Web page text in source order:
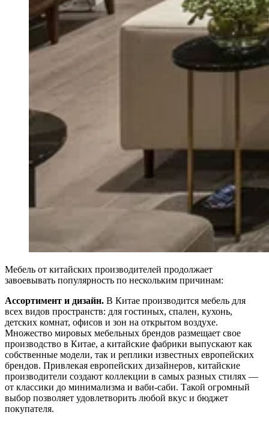
Мебель от китайских производителей продолжает
завоевывать популярность по нескольким причинам:
Ассортимент и дизайн. В Китае производится мебель для
всех видов пространств: для гостиных, спален, кухонь,
детских комнат, офисов и зон на открытом воздухе.
Множество мировых мебельных брендов размещает свое
производство в Китае, а китайские фабрики выпускают как
собственные модели, так и реплики известных европейских
брендов. Привлекая европейских дизайнеров, китайские
производители создают коллекции в самых разных стилях —
от классики до минимализма и ваби-саби. Такой огромный
выбор позволяет удовлетворить любой вкус и бюджет
покупателя.